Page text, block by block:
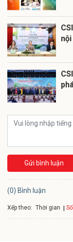
Gửi bình luận
(0) Bình luận
Xếp theo: Thời gian